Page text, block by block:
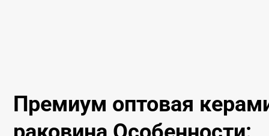
Премиум оптовая